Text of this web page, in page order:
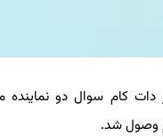
دات كام سوال دو نماینده
وصول شد.